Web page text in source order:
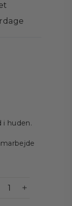
i huden.